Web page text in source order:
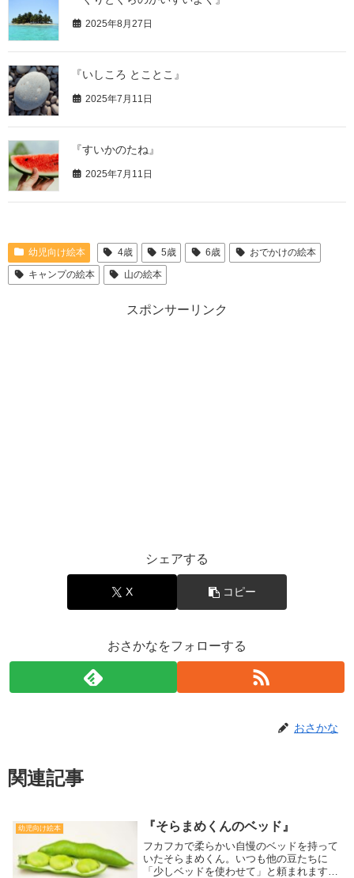
2025年8月27日
『いしころ とことこ』
2025年7月11日
『すいかのたね』
2025年7月11日
幼児向け絵本 4歳 5歳 6歳
おでかけの絵本
キャンプの絵本
山の絵本
スポンサーリンク
シェアする
X コピー
おさかなをフォローする
おさかな
関連記事
幼児向け絵本 『そらまめくんのベッド』
フカフカで柔らかい自慢のベッドを持って
いたそらまめくん。いつも他の豆たちに
「少しベッドを使わせて」と頼まれます